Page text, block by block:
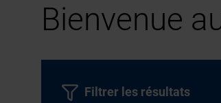
Bienvenue
Filtrer les résultats